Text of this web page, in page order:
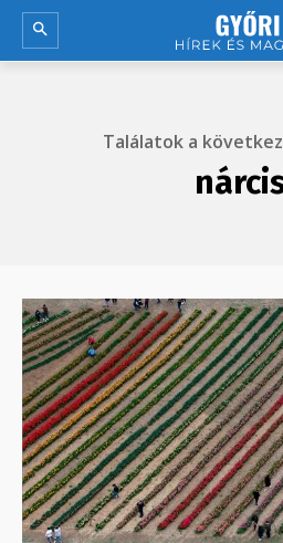
Találatok a